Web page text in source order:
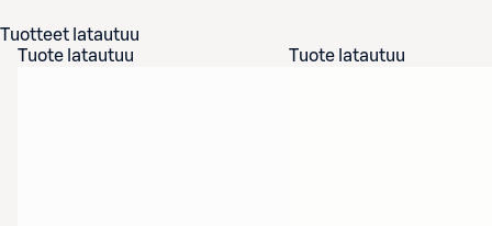
Tuotteet latautuu
Tuote latautuu
Tuote latautuu